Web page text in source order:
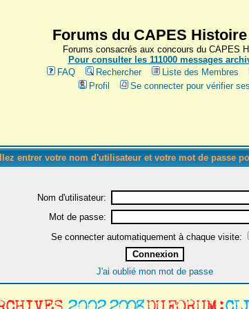
Forums du CAPES
Forums consacrés aux concours du CAPES
Pour consulter les 111000 messages
FAQ
Rechercher Liste des Membres
Profil
Se connecter pour vérifier
entrer votre nom d'utilisateur et votre mot de passe
Nom d'utilisateur:
Mot de passe:
Se connecter automatiquement à chaque visite:
J'ai oublié mon mot de passe